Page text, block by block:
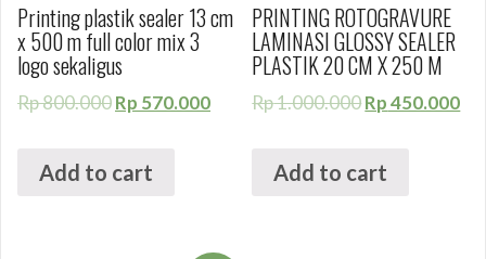
Printing plastik sealer 13 cm
x 500 m full color mix 3
logo sekaligus
Rp800.000Rp 570.000
Add to cart
PRINTING ROTOGRAVURE
LAMINASI GLOSSY SEALER
PLASTIK 20 CM X 250 M
Rp1.000.000Rp450.000
Add to cart